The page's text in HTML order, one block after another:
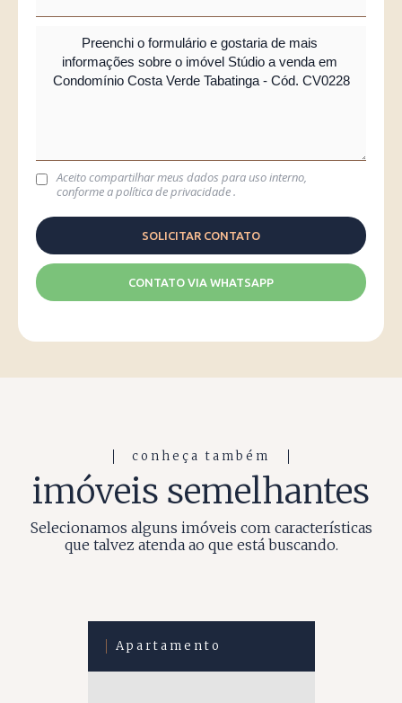
Aceito compartilhar meus dados para uso interno,
conforme apolítica de privacidade.
CONTATO VIA WHATSAPP
conheça também
imóveis semelhantes
Selecionamos alguns imóveis com características
que talvez atenda ao que está buscando.
Apartamento